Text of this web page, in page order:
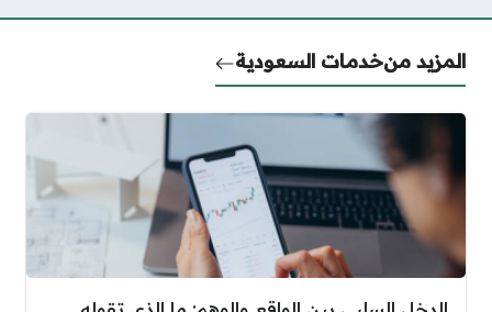
المزيد منخدمات السعودية